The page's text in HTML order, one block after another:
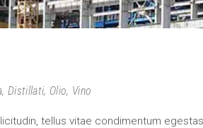
,Distillati, Olio, Vino
tellus vitae condimentum